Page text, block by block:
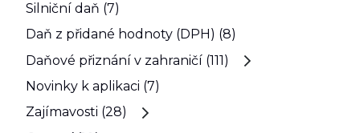
Silniční daň (7)
Daň z přidané hodnoty (DPH) (8)
Daňové přiznání v zahraničí (111)
Novinky k aplikaci (7)
Zajímavosti (28)